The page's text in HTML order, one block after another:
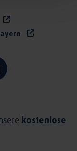
kostenlose